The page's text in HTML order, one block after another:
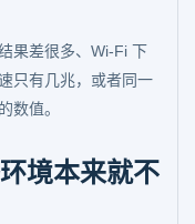
果差很多、Wi-Fi 下
只有几兆，或者同一
数值。
境本来就不